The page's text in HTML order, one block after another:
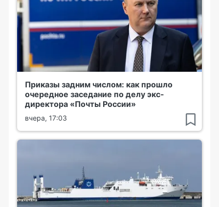
Приказы задним числом: как прошло
очередное заседание по делу экс-
директора «Почты России»
вчера, 17:03